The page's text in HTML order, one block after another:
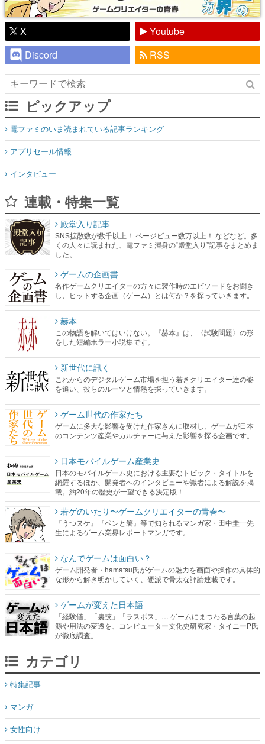
X
Youtube
Discord
RSS
ピックアップ
電ファミのいま読まれている記事ランキング
アプリセール情報
インタビュー
連載・特集一覧
殿堂入り記事
SNS拡散数が数千以上！ ページビュー数万以上！ などなど。多
くの人々に読まれた、電ファミ渾身の“殿堂入り”記事をまとめま
した。
ゲームの企画書
名作ゲームクリエイターの方々に製作時のエピソードをお聞き
し、ヒットする企画（ゲーム）とは何か？を探っていきます。
赫本
この物語を解いてはいけない。『赫本』は、〈試験問題〉の形
をした短編ホラー小説集です。
新世代に訊く
これからのデジタルゲーム市場を担う若きクリエイター達の姿
を追い、彼らのルーツと情熱を探っていきます。
ゲーム世代の作家たち
ゲームに多大な影響を受けた作家さんに取材し、ゲームが日本
のコンテンツ産業やカルチャーに与えた影響を探る企画です。
日本モバイルゲーム産業史
日本のモバイルゲーム史における主要なトピック・タイトルを
網羅するほか、開発者へのインタビューや識者による解説を掲
載。約20年の歴史が一望できる決定版！
若ゲのいたり〜ゲームクリエイターの青春〜
『うつヌケ』『ペンと箸』等で知られるマンガ家・田中圭一先
生によるゲーム業界レポートマンガです。
なんでゲームは面白い？
ゲーム開発者・hamatsu氏がゲームの魅力を画面や操作の具体的
な形から解き明かしていく、硬派で骨太な評論連載です。
ゲームが変えた日本語
「経験値」「裏技」「ラスボス」… ゲームにまつわる言葉の起
源や用法の変遷を、コンピューター文化史研究家・タイニーP氏
が徹底調査。
カテゴリ
特集記事
マンガ
女性向け